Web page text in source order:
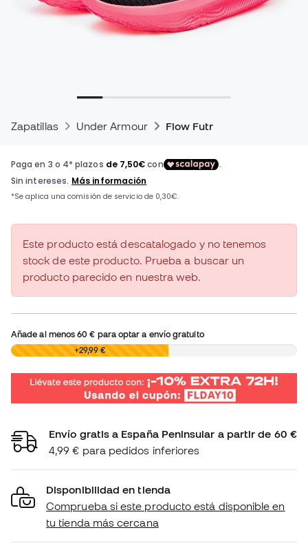
Zapatillas Under Armour Flow Futr
Este producto está descatalogado y no tenemos
stock de este producto. Prueba a buscar un
producto parecido en nuestra web.
Añade al menos60 € para optar a envío gratuito
0,00 € +29,99 €
Envío gratis a España Peninsular a partir de 60 €
4,99 € para pedidos inferiores
Disponibilidad en tienda
Comprueba si este producto está disponible en
tu tienda más cercana